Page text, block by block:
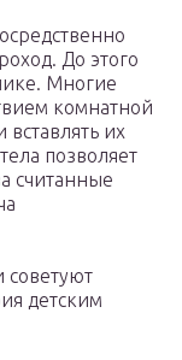
До этого
Многие
комнатной
их
позволяет
считанные
советуют
детским